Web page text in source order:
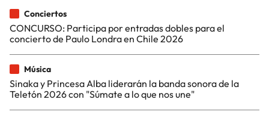
Conciertos
CONCURSO: Participa por entradas dobles para el
concierto de Paulo Londra en Chile 2026
Música
Sinaka y Princesa Alba liderarán la banda sonora de la
Teletón 2026 con "Súmate a lo que nos une"